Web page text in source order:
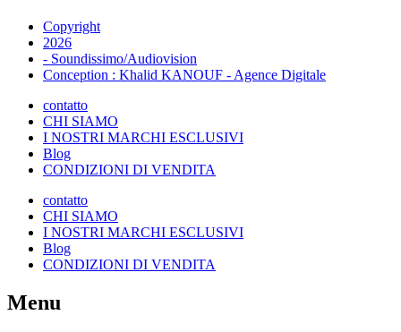
Copyright
2026
- Soundissimo/Audiovision
Conception : Khalid KANOUF - Agence Digitale
contatto
CHI SIAMO
I NOSTRI MARCHI ESCLUSIVI
Blog
CONDIZIONI DI VENDITA
contatto
CHI SIAMO
I NOSTRI MARCHI ESCLUSIVI
Blog
CONDIZIONI DI VENDITA
Menu